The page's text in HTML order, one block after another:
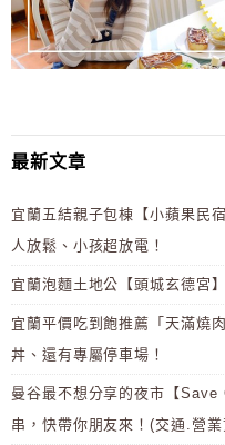
最新文章
宜蘭五結親子包棟【小蘋果民
人放鬆、小孩超放電！
宜蘭泡麵土地公【頭城玄德宮
宜蘭平價吃到飽推薦「天滿燒
丼、還有專屬停車場！
曼谷最不想分享的夜市【
串，快帶你朋友來！(交通.營業